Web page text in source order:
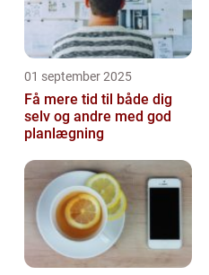
01 september 2025
Få mere tid til både dig
selv og andre med god
planlægning